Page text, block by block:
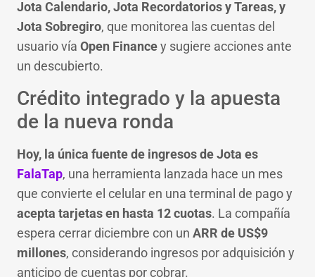
Jota Calendario, Jota Recordatorios y Tareas, y
Jota Sobregiro, que monitorea las cuentas del
usuario vía Open Financey sugiere acciones ante
un descubierto.
Crédito integrado y la apuesta
de la nueva ronda
Hoy, la única fuente de ingresos de Jota es
FalaTap, una herramienta lanzada hace un mes
que convierte el celular en una terminal de pago y
acepta tarjetas en hasta 12 cuotas. La compañía
espera cerrar diciembre con un ARR de US$9
millones, considerando ingresos por adquisición y
anticipo de cuentas por cobrar.